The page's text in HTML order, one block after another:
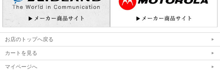
お店のトップへ戻る
カートを見る
マイページへ